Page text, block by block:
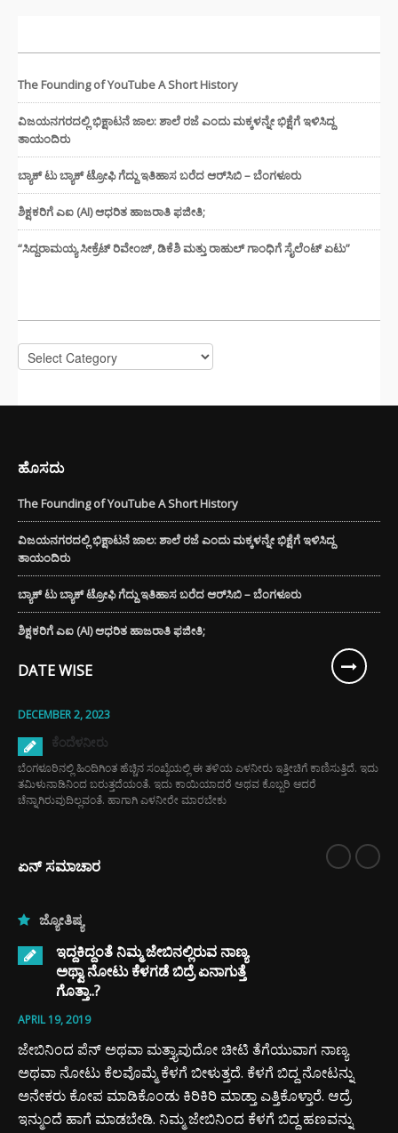
The Founding of YouTube A Short History
ವಿಜಯನಗರದಲ್ಲಿ ಭಿಕ್ಷಾಟನೆ ಜಾಲ: ಶಾಲೆ ರಜೆ ಎಂದು ಮಕ್ಕಳನ್ನೇ ಭಿಕ್ಷೆಗೆ ಇಳಿಸಿದ್ದ
ತಾಯಂದಿರು
ಬ್ಯಾಕ್ ಟು ಬ್ಯಾಕ್ ಟ್ರೋಫಿ ಗೆದ್ದು ಇತಿಹಾಸ ಬರೆದ ಆರ್‌ಸಿಬಿ – ಬೆಂಗಳೂರು
ಶಿಕ್ಷಕರಿಗೆ ಎಐ (AI) ಆಧರಿತ ಹಾಜರಾತಿ ಫಜೀತಿ;
“ಸಿದ್ದರಾಮಯ್ಯ ಸೀಕ್ರೆಟ್ ರಿವೇಂಜ್‌, ಡಿಕೆಶಿ ಮತ್ತು ರಾಹುಲ್‌ ಗಾಂಧಿಗೆ ಸೈಲೆಂಟ್ ಏಟು”
Categories
ಹೊಸದು
The Founding of YouTube A Short History
ವಿಜಯನಗರದಲ್ಲಿ ಭಿಕ್ಷಾಟನೆ ಜಾಲ: ಶಾಲೆ ರಜೆ ಎಂದು ಮಕ್ಕಳನ್ನೇ ಭಿಕ್ಷೆಗೆ ಇಳಿಸಿದ್ದ
ತಾಯಂದಿರು
ಬ್ಯಾಕ್ ಟು ಬ್ಯಾಕ್ ಟ್ರೋಫಿ ಗೆದ್ದು ಇತಿಹಾಸ ಬರೆದ ಆರ್‌ಸಿಬಿ – ಬೆಂಗಳೂರು
ಶಿಕ್ಷಕರಿಗೆ ಎಐ (AI) ಆಧರಿತ ಹಾಜರಾತಿ ಫಜೀತಿ;
DATE WISE
DECEMBER 2, 2023
ಕೆಂದೆಳನೀರು
ಬೆಂಗಳೂರಿನಲ್ಲಿ ಹಿಂದಿಗಿಂತ ಹೆಚ್ಚಿನ ಸಂಖ್ಯೆಯಲ್ಲಿ ಈ ತಳಿಯ ಎಳನೀರು ಇತ್ತೀಚಿಗೆ ಕಾಣಿಸುತ್ತಿದೆ. ಇದು
ತಮಿಳುನಾಡಿನಿಂದ ಬರುತ್ತದೆಯಂತೆ. ಇದು ಕಾಯಿಯಾದರೆ ಅಥವ ಕೊಬ್ಬರಿ ಆದರೆ
ಚೆನ್ನಾಗಿರುವುದಿಲ್ಲವಂತೆ. ಹಾಗಾಗಿ ಎಳನೀರೇ ಮಾರಬೇಕು
ಏನ್ ಸಮಾಚಾರ
ಜ್ಯೋತಿಷ್ಯ
ಇದ್ದಕಿದ್ದಂತೆ ನಿಮ್ಮ ಜೇಬಿನಲ್ಲಿರುವ ನಾಣ್ಯ
ಅಥ್ವಾ ನೋಟು ಕೆಳಗಡೆ ಬಿದ್ರೆ ಏನಾಗುತ್ತೆ
ಗೊತ್ತಾ..?
APRIL 19, 2019
ಜೇಬಿನಿಂದ ಪೆನ್ ಅಥವಾ ಮತ್ತ್ಯಾವುದೋ ಚೀಟಿ ತೆಗೆಯುವಾಗ ನಾಣ್ಯ
ಅಥವಾ ನೋಟು ಕೆಲವೊಮ್ಮೆ ಕೆಳಗೆ ಬೀಳುತ್ತದೆ. ಕೆಳಗೆ ಬಿದ್ದ ನೋಟನ್ನು
ಅನೇಕರು ಕೋಪ ಮಾಡಿಕೊಂಡು ಕಿರಿಕಿರಿ ಮಾಡ್ತಾ ಎತ್ತಿಕೊಳ್ತಾರೆ. ಆದ್ರೆ
ಇನ್ಮುಂದೆ ಹಾಗೆ ಮಾಡಬೇಡಿ. ನಿಮ್ಮ ಜೇಬಿನಿಂದ ಕೆಳಗೆ ಬಿದ್ದ ಹಣವನ್ನು